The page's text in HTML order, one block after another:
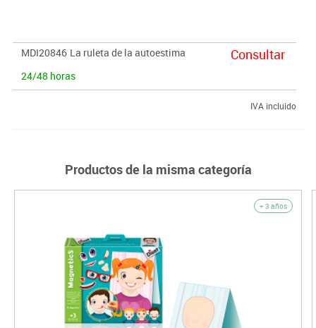
MDI20846 La ruleta de la autoestima
24/48 horas
Consultar
IVA incluido
Productos de la misma categoría
+ 3 años